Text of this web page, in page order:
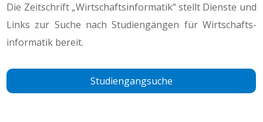
Die Zeit­schrift „Wirtschafts­informatik“ stellt Dienste und
Links zur Suche nach Studien­gängen für Wirtschafts­
informatik bereit.
Studiengangsuche